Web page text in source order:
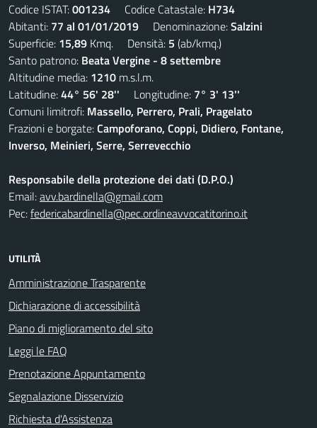
Codice ISTAT:001234 Codice Catastale: H734
Abitanti: 77 al 01/01/2019 Denominazione:Salzini
Superficie: 15,89 Kmq. Densità: 5 (ab/kmq.)
Santo patrono: Beata Vergine - 8 settembre
Altitudine media: 1210 m.s.l.m.
Latitudine:44° 56' 28'' Longitudine: 7° 3' 13''
Comuni limitrofi: Massello, Perrero, Prali, Pragelato
Frazioni e borgate:Campoforano, Coppi, Didiero, Fontane,
Inverso, Meinieri, Serre, Serrevecchio
Responsabile della protezione dei dati (D.P.O.)
Email:avv.bardinella@gmail.com
Pec:federicabardinella@pec.ordineavvocatitorino.it
UTILITÀ
Amministrazione Trasparente
Dichiarazione di accessibilità
Piano di miglioramento del sito
Leggi le FAQ
Prenotazione Appuntamento
Segnalazione Disservizio
Richiesta d'Assistenza